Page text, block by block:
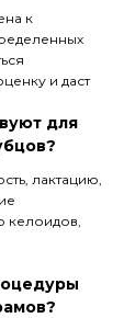
к
и даст
для
лактацию,
келоидов,